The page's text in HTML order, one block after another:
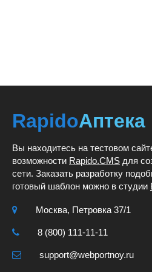
RapidoАптека
Вы находитесь на тестовом
возможности Rapido.CMS для
сети. Заказать разработку
готовый шаблон можно в студии
Москва, Петровка 37/1
8 (800) 111-11-11
support@webportnoy.ru